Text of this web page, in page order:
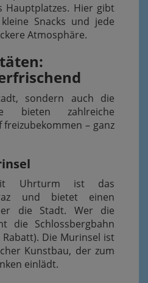
Hauptplatzes. Hier gibt
Snacks und jede
Atmosphäre.
sondern auch die
bieten zahlreiche
– ganz
Uhrturm ist das
und bietet einen
die Stadt. Wer die
die Schlossbergbahn
Die Murinsel ist
Kunstbau, der zum
einlädt.